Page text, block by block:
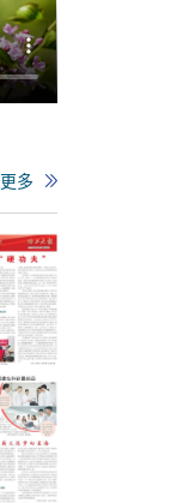
更多